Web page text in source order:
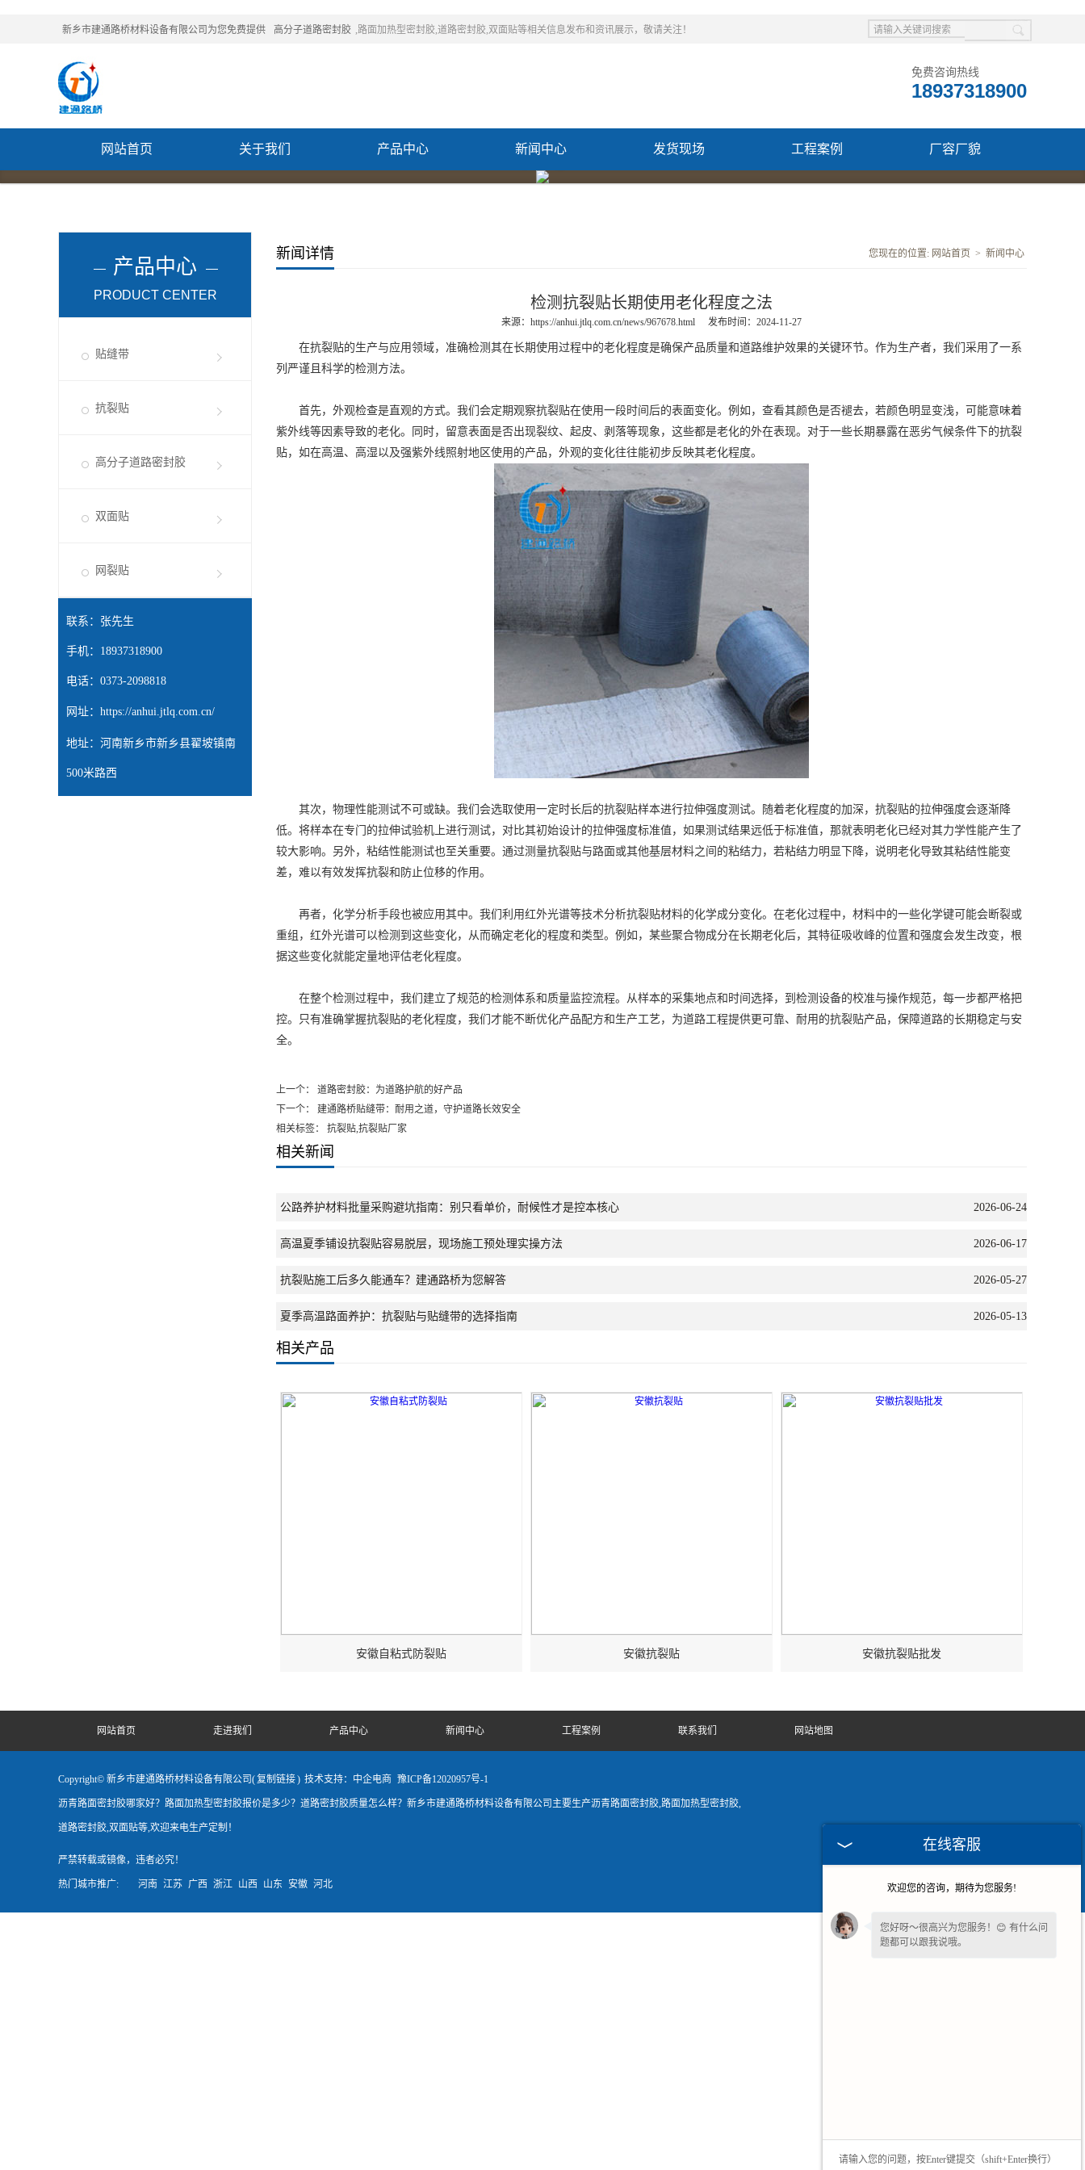
新乡市建通路桥材料设备有限公司为您免费提供 高分子道路密封胶 ,路面加热型密封胶,道路密封胶,双面贴等相关信息发布和资讯展示，敬请关注！
免费咨询热线
18937318900
网站首页 关于我们 产品中心 新闻中心 发货现场 工程案例 厂容厂貌
Previous slide Next slide
产品中心
PRODUCT CENTER
贴缝带
抗裂贴
高分子道路密封胶
双面贴
网裂贴
联系：张先生
手机：18937318900
电话：0373-2098818
网址： https://anhui.jtlq.com.cn/
地址：河南新乡市新乡县翟坡镇南
500米路西
新闻详情 您现在的位置: 网站首页 > 新闻中心
检测抗裂贴长期使用老化程度之法
来源： https://anhui.jtlq.com.cn/news/967678.html 发布时间：2024-11-27
在抗裂贴的生产与应用领域，准确检测其在长期使用过程中的老化程度是确保产品质量和道路维护效果的关键环节。作为生产者，我们采用了一系
列严谨且科学的检测方法。
首先，外观检查是直观的方式。我们会定期观察抗裂贴在使用一段时间后的表面变化。例如，查看其颜色是否褪去，若颜色明显变浅，可能意味着
紫外线等因素导致的老化。同时，留意表面是否出现裂纹、起皮、剥落等现象，这些都是老化的外在表现。对于一些长期暴露在恶劣气候条件下的抗裂
贴，如在高温、高湿以及强紫外线照射地区使用的产品，外观的变化往往能初步反映其老化程度。
其次，物理性能测试不可或缺。我们会选取使用一定时长后的抗裂贴样本进行拉伸强度测试。随着老化程度的加深，抗裂贴的拉伸强度会逐渐降
低。将样本在专门的拉伸试验机上进行测试，对比其初始设计的拉伸强度标准值，如果测试结果远低于标准值，那就表明老化已经对其力学性能产生了
较大影响。另外，粘结性能测试也至关重要。通过测量抗裂贴与路面或其他基层材料之间的粘结力，若粘结力明显下降，说明老化导致其粘结性能变
差，难以有效发挥抗裂和防止位移的作用。
再者，化学分析手段也被应用其中。我们利用红外光谱等技术分析抗裂贴材料的化学成分变化。在老化过程中，材料中的一些化学键可能会断裂或
重组，红外光谱可以检测到这些变化，从而确定老化的程度和类型。例如，某些聚合物成分在长期老化后，其特征吸收峰的位置和强度会发生改变，根
据这些变化就能定量地评估老化程度。
在整个检测过程中，我们建立了规范的检测体系和质量监控流程。从样本的采集地点和时间选择，到检测设备的校准与操作规范，每一步都严格把
控。只有准确掌握抗裂贴的老化程度，我们才能不断优化产品配方和生产工艺，为道路工程提供更可靠、耐用的抗裂贴产品，保障道路的长期稳定与安
全。
上一个：
道路密封胶：为道路护航的好产品
下一个：
建通路桥贴缝带：耐用之道，守护道路长效安全
相关标签： 抗裂贴,抗裂贴厂家
相关新闻
公路养护材料批量采购避坑指南：别只看单价，耐候性才是控本核心 2026-06-24
高温夏季铺设抗裂贴容易脱层，现场施工预处理实操方法 2026-06-17
抗裂贴施工后多久能通车？建通路桥为您解答 2026-05-27
夏季高温路面养护：抗裂贴与贴缝带的选择指南 2026-05-13
相关产品
安徽自粘式防裂贴 安徽抗裂贴 安徽抗裂贴批发
网站首页 走进我们 产品中心 新闻中心 工程案例 联系我们 网站地图
Copyright© 新乡市建通路桥材料设备有限公司(复制链接) 技术支持：中企电商 豫ICP备12020957号-1
沥青路面密封胶哪家好？路面加热型密封胶报价是多少？道路密封胶质量怎么样？新乡市建通路桥材料设备有限公司主要生产沥青路面密封胶,路面加热型密封胶,
道路密封胶,双面贴等,欢迎来电生产定制！
严禁转载或镜像，违者必究！
热门城市推广: 河南 江苏 广西 浙江 山西 山东 安徽 河北
在线客服
欢迎您的咨询，期待为您服务!
您好呀～很高兴为您服务！😊 有什么问
题都可以跟我说哦。